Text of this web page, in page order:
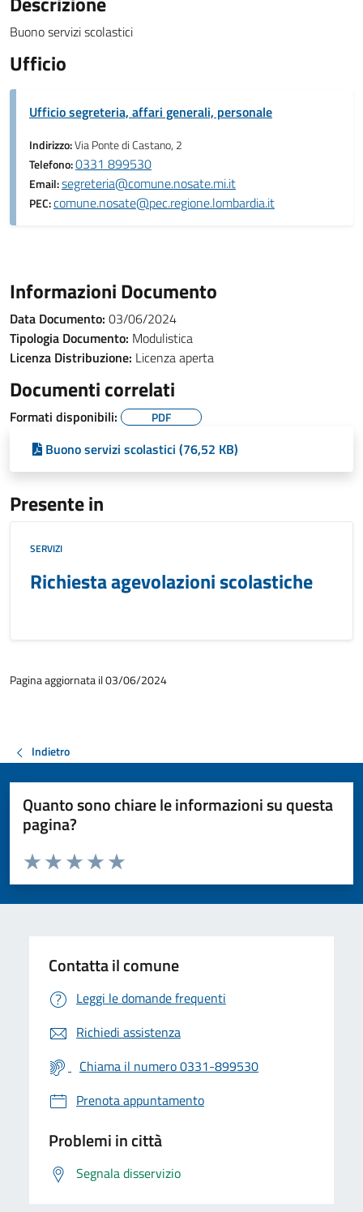
Buono servizi scolastici
Ufficio
Ufficio segreteria, affari generali, personale
Indirizzo:Via Ponte di Castano, 2
Telefono:0331 899530
Email:segreteria@comune.nosate.mi.it
PEC:comune.nosate@pec.regione.lombardia.it
Informazioni Documento
Data Documento: 03/06/2024
Tipologia Documento: Modulistica
Licenza Distribuzione: Licenza aperta
Documenti correlati
Formati disponibili: PDF
Buono servizi scolastici (76,52 KB)
Presente in
SERVIZI
Richiesta agevolazioni scolastiche
Pagina aggiornata il 03/06/2024
Indietro
Quanto sono chiare le informazioni su questa
pagina?
Valuta da 1 a 5 stelle la pagina
Valuta 5 stelle su 5
Valuta 4 stelle su 5
Valuta 3 stelle su 5
Valuta 2 stelle su 5
Valuta 1 stelle su 5
Contatta il comune
Leggi le domande frequenti
Richiedi assistenza
Chiama il numero 0331-899530
Prenota appuntamento
Problemi in città
Segnala disservizio